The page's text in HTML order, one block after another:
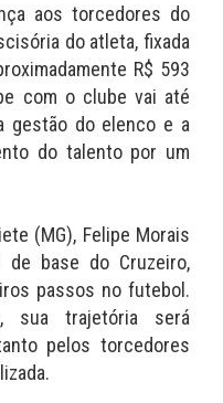
aos torcedores do
do atleta, fixada
R$ 593
com o clube vai até
gestão do elenco e a
do talento por um
(MG), Felipe Morais
base do Cruzeiro,
passos no futebol.
sua trajetória será
pelos torcedores